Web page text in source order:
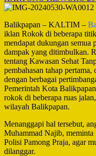
Balikpapan – KALTIM –
iklan Rokok di beberapa
mendapat dukungan semua
dampak yang ditimbulkan.
tentang Kawasan Sehat
pembahasan tahap
dengan berbagai
Pemerintah Kota
rokok di beberapa ruas
wilayah Balikpapan.
Menanggapi hal tersebut,
Muhammad Najib, meminta
Polisi Pamong Praja, agar
dilanggar.